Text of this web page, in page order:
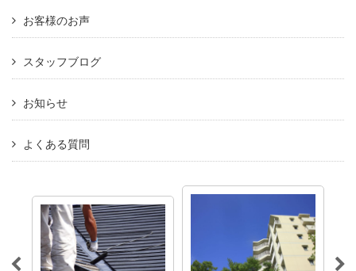
お客様のお声
スタッフブログ
お知らせ
よくある質問